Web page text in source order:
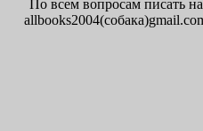
По всем вопросам писать на